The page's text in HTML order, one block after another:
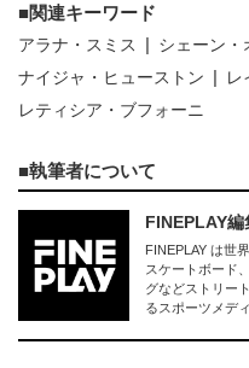
関連キーワード
アラナ・スミス
シェーン・
ナイジャ・ヒューストン
レ
レティシア・ブフォーニ
執筆者について
FINEPLAY編
FINEPLAY は世
スケートボード
グなどストリー
るスポーツメデ